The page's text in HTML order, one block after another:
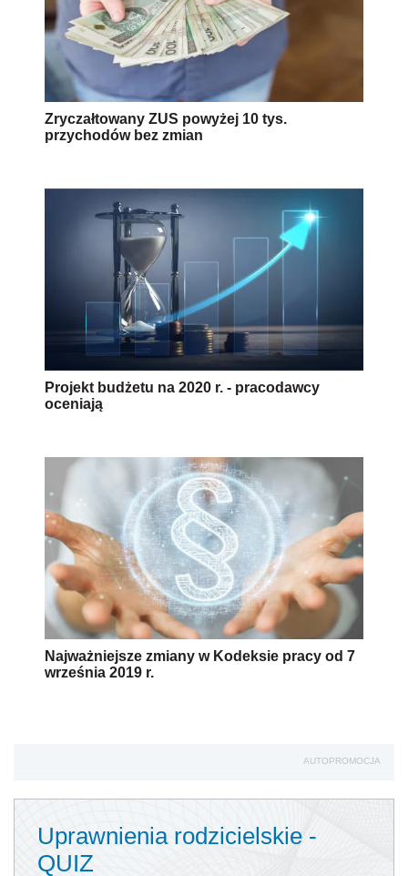
Zryczałtowany ZUS powyżej 10 tys.
przychodów bez zmian
Projekt budżetu na 2020 r. - pracodawcy
oceniają
Najważniejsze zmiany w Kodeksie pracy od 7
września 2019 r.
AUTOPROMOCJA
Uprawnienia rodzicielskie -
QUIZ